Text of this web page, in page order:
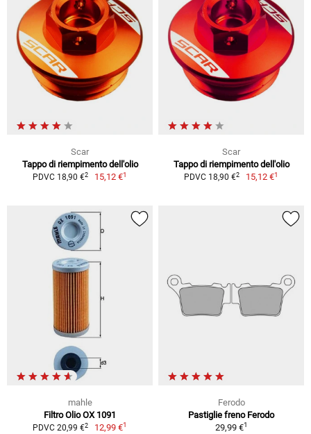
Scar
Tappo di riempimento dell'olio
PDVC 18,90 €2 15,12 €1
Scar
Tappo di riempimento dell'olio
PDVC 18,90 €2 15,12 €1
mahle
Filtro Olio OX 1091
PDVC 20,99 €2 12,99 €1
Ferodo
Pastiglie freno Ferodo
29,99 €1